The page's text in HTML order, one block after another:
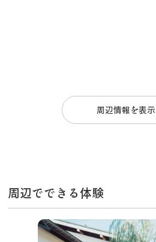
周辺情報を表
周辺でできる体験